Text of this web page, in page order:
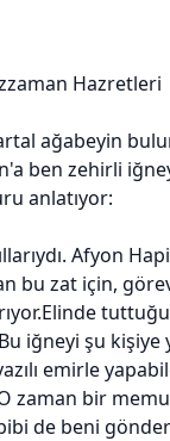
Hazretleri
ağabeyin
ben zehirli
anlatıyor:
Afyon
bu zat için,
iğneyi şu kişiye
emirle
zaman bir
de beni